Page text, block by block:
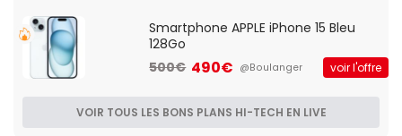
Smartphone APPLE iPhone 15 Bleu
128Go
500€ 490€ @Boulanger voir l'offre
VOIR TOUS LES BONS PLANS HI-TECH EN LIVE